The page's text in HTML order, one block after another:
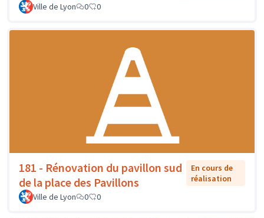
Ville de Lyon
0 0
181 - Rénovation du pavillon sud
de la place des Pavillons
En cours de
réalisation
Ville de Lyon
0 0